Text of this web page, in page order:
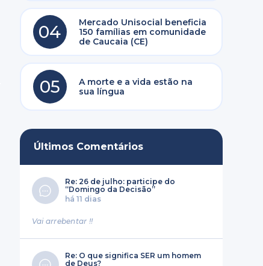
04
Mercado Unisocial beneficia
150 famílias em comunidade
de Caucaia (CE)
05
A morte e a vida estão na
sua língua
Últimos Comentários
Re: 26 de julho: participe do
“Domingo da Decisão”
há 11 dias
Vai arrebentar !!
Re: O que significa SER um homem
de Deus?